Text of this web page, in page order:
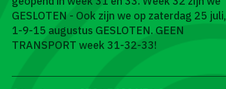
GESLOTEN - Ook zijn we op zaterdag 25 juli,
1-9-15 augustus GESLOTEN. GEEN
TRANSPORT week 31-32-33!